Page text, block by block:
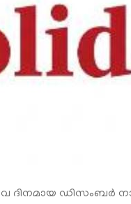
ഡിസംബർ